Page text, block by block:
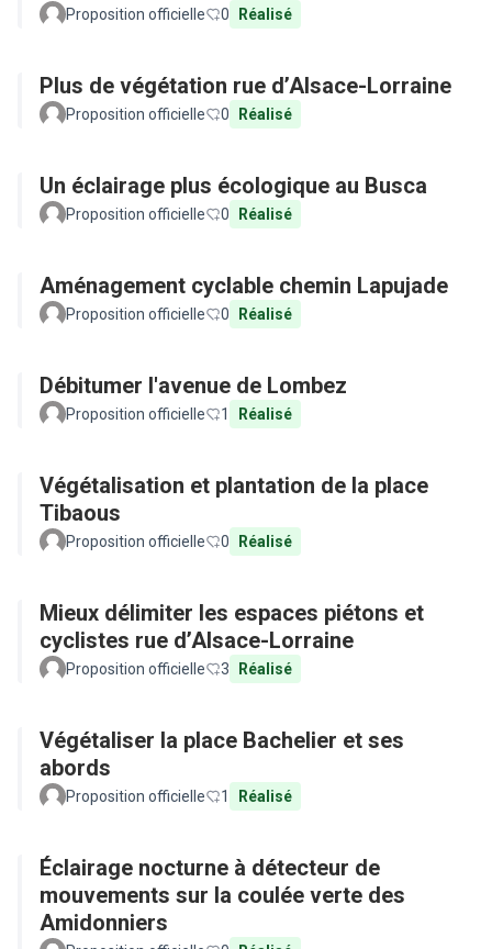
Proposition officielle 0 Réalisé
Plus de végétation rue d’Alsace-Lorraine
Proposition officielle 0 Réalisé
Un éclairage plus écologique au Busca
Proposition officielle 0 Réalisé
Aménagement cyclable chemin Lapujade
Proposition officielle 0 Réalisé
Débitumer l'avenue de Lombez
Proposition officielle 1 Réalisé
Végétalisation et plantation de la place
Tibaous
Proposition officielle 0 Réalisé
Mieux délimiter les espaces piétons et
cyclistes rue d’Alsace-Lorraine
Proposition officielle 3 Réalisé
Végétaliser la place Bachelier et ses
abords
Proposition officielle 1 Réalisé
Éclairage nocturne à détecteur de
mouvements sur la coulée verte des
Amidonniers